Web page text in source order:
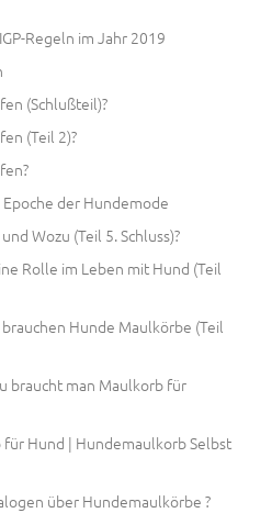
Regeln im Jahr 2019
(Schlußteil)?
(Teil 2)?
der Hundemode
Wozu (Teil 5. Schluss)?
Rolle im Leben mit Hund (Teil
Hunde Maulkörbe (Teil
braucht man Maulkorb für
Hund | Hundemaulkorb Selbst
über Hundemaulkörbe ?